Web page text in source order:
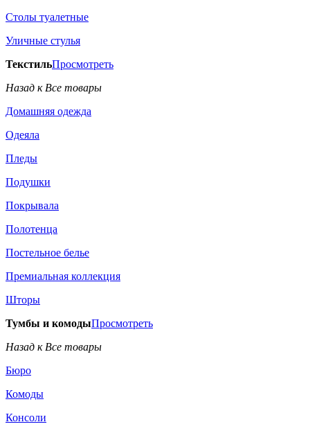
Столы туалетные
Уличные стулья
ТекстильПросмотреть
Назад к Все товары
Домашняя одежда
Одеяла
Пледы
Подушки
Покрывала
Полотенца
Постельное белье
Премиальная коллекция
Шторы
Тумбы и комодыПросмотреть
Назад к Все товары
Бюро
Комоды
Консоли